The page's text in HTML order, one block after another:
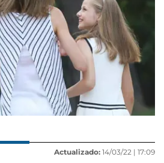
Actualizado: 14/03/22 | 17:09